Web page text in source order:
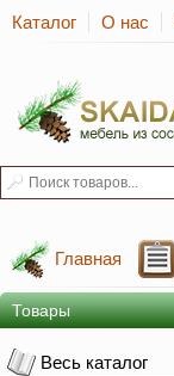
Каталог О нас
Главная
Товары
Весь каталог